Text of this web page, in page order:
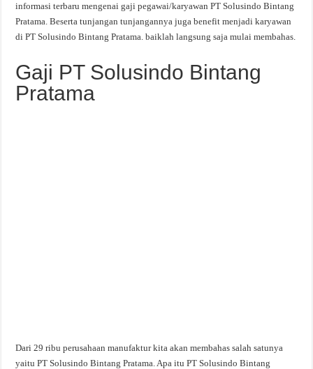
informasi terbaru mengenai gaji pegawai/karyawan PT Solusindo Bintang
Pratama. Beserta tunjangan tunjangannya juga benefit menjadi karyawan
di PT Solusindo Bintang Pratama. baiklah langsung saja mulai membahas.
Gaji PT Solusindo Bintang
Pratama
Dari 29 ribu perusahaan manufaktur kita akan membahas salah satunya
yaitu PT Solusindo Bintang Pratama. Apa itu PT Solusindo Bintang